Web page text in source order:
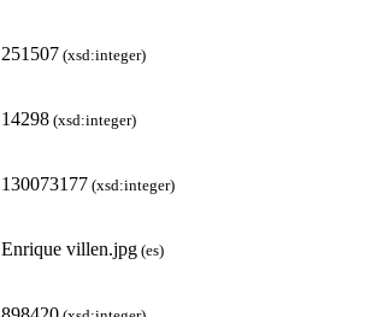
251507 (xsd:integer)
14298 (xsd:integer)
130073177 (xsd:integer)
Enrique villen.jpg (es)